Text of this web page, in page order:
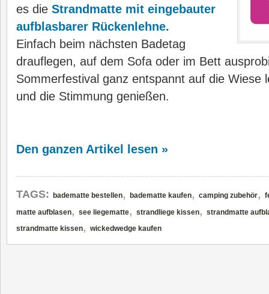
es die Strandmatte mit eingebauter
aufblasbarer Rückenlehne.
Einfach beim nächsten Badetag
drauflegen, auf dem Sofa oder im Bett
Sommerfestival ganz entspannt auf die Wiese
und die Stimmung genießen.
Den ganzen Artikel lesen »
TAGS: badematte bestellen, badematte kaufen, camping zubehör,
matte aufblasen, see liegematte, strandliege kissen, strandmatte
strandmatte kissen, wickedwedge kaufen